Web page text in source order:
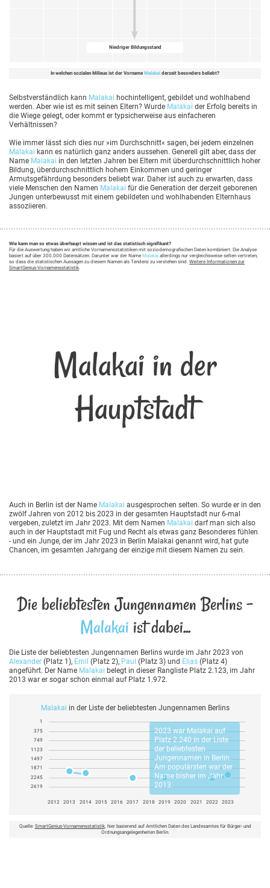
Niedriger Bildungsstand
In welchen sozialen Milieus ist der Vorname Malakai derzeit besonders beliebt?
Selbstverständlich kann Malakai hochintelligent, gebildet und wohlhabend
werden. Aber wie ist es mit seinen Eltern? Wurde Malakai der Erfolg bereits in
die Wiege gelegt, oder kommt er typsicherweise aus einfacheren
Verhältnissen?
Wie immer lässt sich dies nur »im Durchschnitt« sagen, bei jedem einzelnen
Malakai kann es natürlich ganz anders aussehen. Generell gilt aber, dass der
Name Malakai in den letzten Jahren bei Eltern mit überdurchschnittlich hoher
Bildung, überdurchschnittlich hohem Einkommen und geringer
Armutsgefährdung besonders beliebt war. Daher ist auch zu erwarten, dass
viele Menschen den Namen Malakai für die Generation der derzeit geborenen
Jungen unterbewusst mit einem gebildeten und wohlhabenden Elternhaus
assoziieren.
Wie kann man so etwas überhaupt wissen und ist das statistisch signifikant?
Für die Auswertung haben wir amtliche Vornamensstatistiken mit soziodemografischen Daten kombiniert. Die Analyse
basiert auf über 300.000 Datensätzen. Darunter war der Name Malakai allerdings nur vergleichsweise selten vertreten,
so dass die statistischen Aussagen zu diesem Namen als Tendenz zu verstehen sind. Weitere Informationen zur
SmartGenius-Vornamensstatistik.
Malakai in der
Hauptstadt
Auch in Berlin ist der Name Malakai ausgesprochen selten. So wurde er in den
zwölf Jahren von 2012 bis 2023 in der gesamten Hauptstadt nur 6-mal
vergeben, zuletzt im Jahr 2023. Mit dem Namen Malakai darf man sich also
auch in der Hauptstadt mit Fug und Recht als etwas ganz Besonderes fühlen
- und ein Junge, der im Jahr 2023 in Berlin Malakai genannt wird, hat gute
Chancen, im gesamten Jahrgang der einzige mit diesem Namen zu sein.
Die beliebtesten Jungennamen Berlins -
Malakai ist dabei...
Die Liste der beliebtesten Jungennamen Berlins wurde im Jahr 2023 von
Alexander (Platz 1), Emil (Platz 2), Paul (Platz 3) und Elias (Platz 4)
angeführt. Der Name Malakai belegt in dieser Rangliste Platz 2.123, im Jahr
2013 war er sogar schon einmal auf Platz 1.972.
Malakai in der Liste der beliebtesten Jungennamen Berlins
2023 war Malakai auf
Platz 2.240 in der Liste
der beliebtesten
Jungennamen in Berlin.
Am populärsten war der
Name bisher im Jahr
2013.
1
375
749
1123
1497
1871
2245
2619
2012 2013 2014 2015 2016 2017 2018 2019 2020 2021 2022 2023
Quelle: SmartGenius-Vornamensstatistik, hier basierend auf Amtlichen Daten des Landesamtes für Bürger- und
Ordnungsangelegenheiten Berlin.